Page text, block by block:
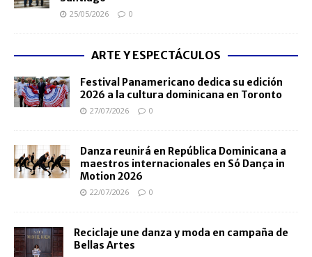
25/05/2026 0
ARTE Y ESPECTÁCULOS
Festival Panamericano dedica su edición
2026 a la cultura dominicana en Toronto
27/07/2026 0
Danza reunirá en República Dominicana a
maestros internacionales en Só Dança in
Motion 2026
22/07/2026 0
Reciclaje une danza y moda en campaña de
Bellas Artes